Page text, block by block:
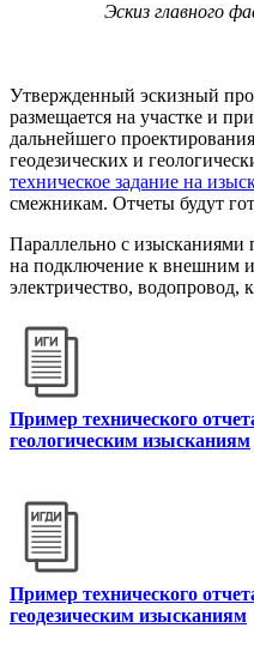
Эскиз главного
Утвержденный эскизный
размещается на участке и
дальнейшего
геодезических и
техническое задание на
смежникам. Отчеты будут
Параллельно с изысканиями
на подключение к внешним
электричество, водопровод,
Пример технического
геологическим изысканиям
Пример технического
геодезическим изысканиям